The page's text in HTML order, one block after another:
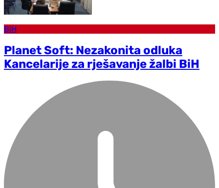
BiH
Planet Soft: Nezakonita odluka
Kancelarije za rješavanje žalbi BiH